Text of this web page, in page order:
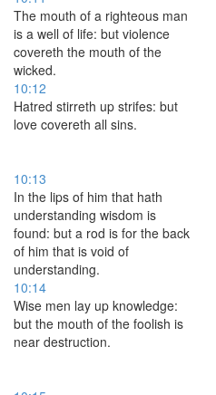
The mouth of a righteous man
is a well of life: but violence
covereth the mouth of the
wicked.
10:12
Hatred stirreth up strifes: but
love covereth all sins.
10:13
In the lips of him that hath
understanding wisdom is
found: but a rod is for the back
of him that is void of
understanding.
10:14
Wise men lay up knowledge:
but the mouth of the foolish is
near destruction.